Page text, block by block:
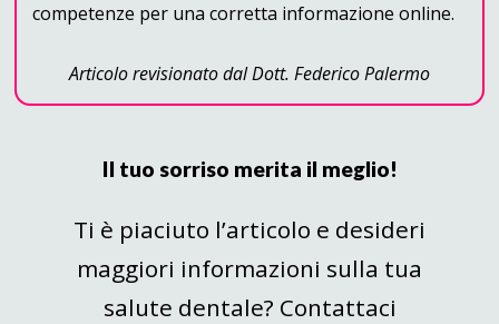
competenze per una corretta informazione online.
Articolo revisionato dal Dott. Federico Palermo
Il tuo sorriso merita il meglio!
Ti è piaciuto l’articolo e desideri
maggiori informazioni sulla tua
salute dentale? Contattaci